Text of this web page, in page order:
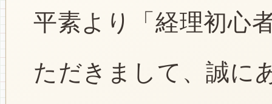
平素より「経理初心
ただきまして、誠に